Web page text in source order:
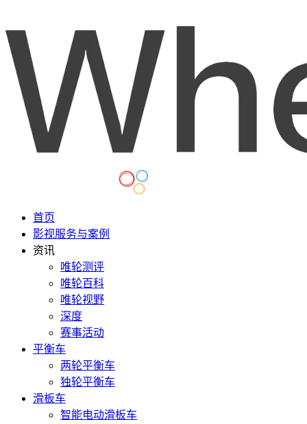
首页
影视服务与案例
资讯
唯轮测评
唯轮百科
唯轮视野
深度
赛事活动
平衡车
两轮平衡车
独轮平衡车
滑板车
智能电动滑板车